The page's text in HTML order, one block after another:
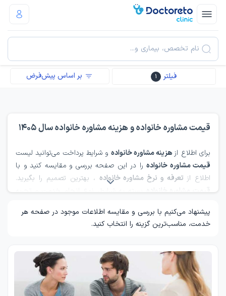
نام تخصص، بیماری و...
فیلتر 1 بر اساس پیش‌فرض
قیمت مشاوره خانواده و هزینه مشاوره خانواده سال 1405
برای اطلاع از هزینه مشاوره خانواده و شرایط پرداخت می‌توانید لیست
قیمت مشاوره خانواده را در این صفحه بررسی و مقایسه کنید و با
اطلاع از تعرفه و نرخ مشاوره خانواده ، بهترین تصمیم را بگیرید.
قیمت مشاوره خانوادهبسته به شرایط، نوع انجام خدمت و تجربه
خانواده بین 330,000 تا 5,355,000 تومان متغیر است. امکان
استفاده از طرح‌های تخفیفی و پرداخت اقساطی نیز فراهم شده است.
پیشنهاد می‌کنیم با بررسی و مقایسه اطلاعات موجود در صفحه هر
خدمت، مناسب‌ترین گزینه را انتخاب کنید.